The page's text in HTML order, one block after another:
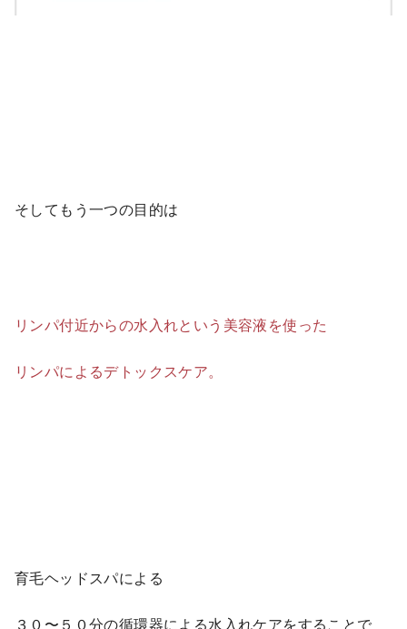
そしてもう一つの目的は
リンパ付近からの水入れという美容液を使った
リンパによるデトックスケア。
育毛ヘッドスパによる
３０〜５０分の循環器による水入れケアをすることで